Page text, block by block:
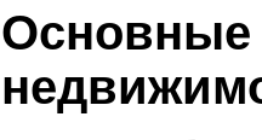
Основные